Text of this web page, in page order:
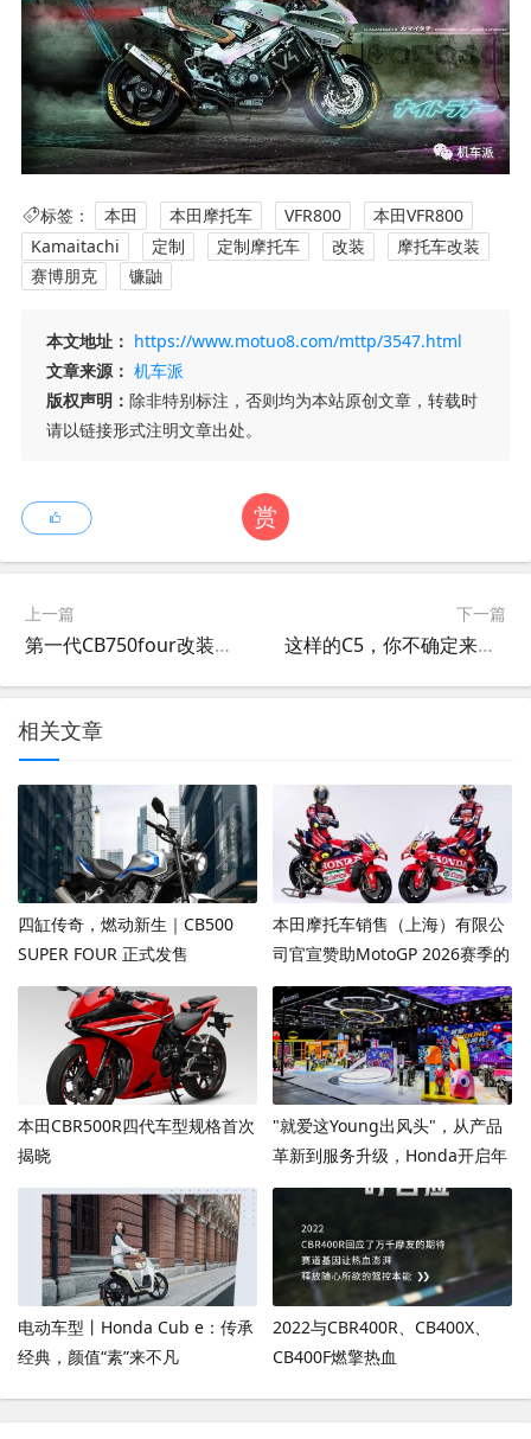
标签： 本田 本田摩托车 VFR800
本田VFR800
Kamaitachi
定制 定制摩托车 改装
摩托车改装
赛博朋克
镰鼬
本文地址： https://www.motuo8.com/mttp/3547.html
文章来源： 机车派
版权声明： 除非特别标注，否则均为本站原创文章，转载时
请以链接形式注明文章出处。
赏
上一篇
第一代CB750four改装欣赏
下一篇
这样的C5，你不确定来一辆
相关文章
四缸传奇，燃动新生｜CB500
SUPER FOUR 正式发售
本田摩托车销售（上海）有限公
司官宣赞助MotoGP 2026赛季的
Honda HRC Castrol车队
本田CBR500R四代车型规格首次
揭晓
"就爱这Young出风头"，从产品
革新到服务升级，Honda开启年
轻化战略新篇章
电动车型丨Honda Cub e：传承
经典，颜值“素”来不凡
2022与CBR400R、CB400X、
CB400F燃擎热血